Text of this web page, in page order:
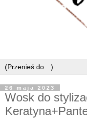
26 maja 2023
Wosk do